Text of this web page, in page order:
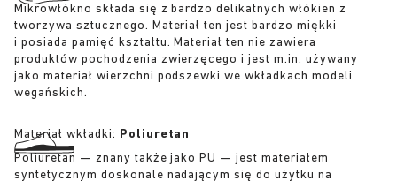
Mikrowłókno składa się z bardzo delikatnych włókien z
tworzywa sztucznego. Materiał ten jest bardzo miękki
i posiada pamięć kształtu. Materiał ten nie zawiera
produktów pochodzenia zwierzęcego i jest m.in. używany
jako materiał wierzchni podszewki we wkładkach modeli
wegańskich.
Materiał wkładki: Poliuretan
Poliuretan — znany także jako PU — jest materiałem
syntetycznym doskonale nadającym się do użytku na